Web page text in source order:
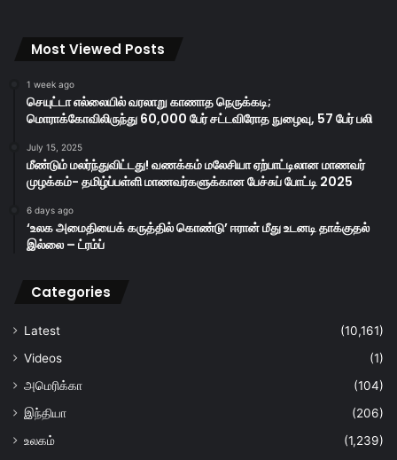
Most Viewed Posts
1 week ago
செயுட்டா எல்லையில் வரலாறு காணாத நெருக்கடி;
மொராக்கோவிலிருந்து 60,000 பேர் சட்டவிரோத நுழைவு, 57 பேர் பலி
July 15, 2025
மீண்டும் மலர்ந்துவிட்டது! வணக்கம் மலேசியா ஏற்பாட்டிலான மாணவர்
முழக்கம்- தமிழ்ப்பள்ளி மாணவர்களுக்கான பேச்சுப் போட்டி 2025
6 days ago
‘உலக அமைதியைக் கருத்தில் கொண்டு’ ஈரான் மீது உடனடி தாக்குதல்
இல்லை – ட்ரம்ப்
Categories
Latest
(10,161)
Videos
(1)
அமெரிக்கா
(104)
இந்தியா
(206)
உலகம்
(1,239)